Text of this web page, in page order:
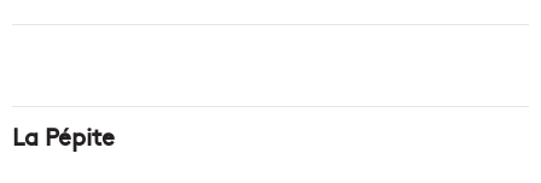
La Pépite